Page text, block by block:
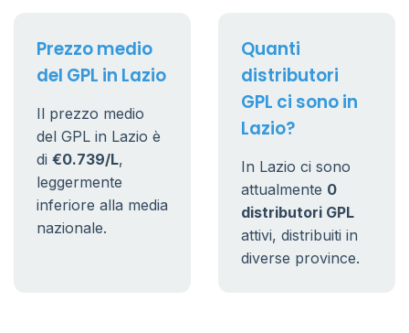
Prezzo medio
del GPL in Lazio
Il prezzo medio
del GPL in Lazio è
di €0.739/L,
leggermente
inferiore alla media
nazionale.
Quanti
distributori
GPL ci sono in
Lazio?
In Lazio ci sono
attualmente 0
distributori GPL
attivi, distribuiti in
diverse province.